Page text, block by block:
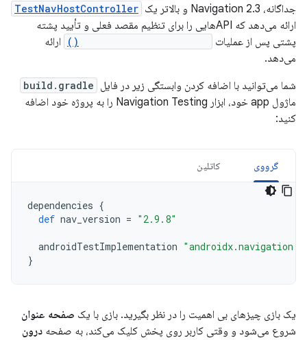
جداگانه، Navigation 2.3 و بالاتر یک
TestNavHostController
ارائه می‌دهد که APIهایی را برای تنظیم مقصد فعلی و تأیید پشته
پشتی پس از عملیات
ارائه
می‌دهد.
شما می‌توانید با اضافه کردن وابستگی زیر در فایل build.gradle
ماژول app خود، ابزار Navigation Testing را به پروژه خود اضافه
کنید:
گرووی کاتلین
dependencies {
def nav_version = "2.9.8"
androidTestImplementation
}
یک بازی چیزهای بی اهمیت را در نظر بگیرید. بازی با یک صفحه عنوان
شروع می‌شود و وقتی کاربر روی پخش کلیک می‌کند، به صفحه درون